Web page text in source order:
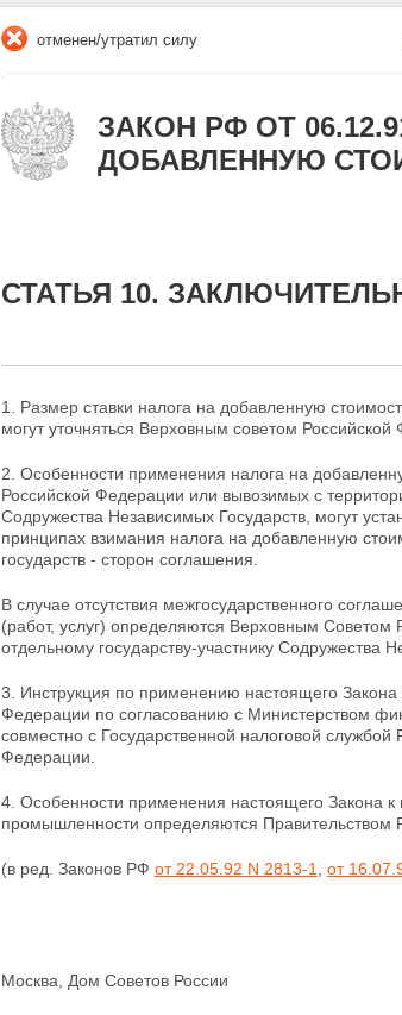
отменен/утратил силу
ЗАКОН РФ ОТ
ДОБАВЛЕННУЮ
СТАТЬЯ 10.
1. Размер ставки налога на добавленную
могут уточняться Верховным советом
2. Особенности применения налога на
Российской Федерации или вывозимых с
Содружества Независимых Государств, могут
принципах взимания налога на добавленную
государств - сторон соглашения.
В случае отсутствия межгосударственного
(работ, услуг) определяются Верховным Советом
отдельному государству-участнику Содружества
3. Инструкция по применению настоящего Закона
Федерации по согласованию с Министерством
совместно с Государственной налоговой службой
Федерации.
4. Особенности применения настоящего Закона
промышленности определяются Правительством
(в ред. Законов РФ от 22.05.92 N 2813-1 от
Москва, Дом Советов России